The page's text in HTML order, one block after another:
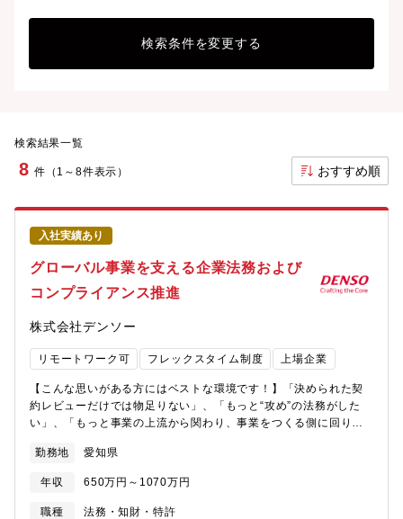
検索条件を変更する
検索結果一覧
8 件（1～8件表示） おすすめ順
入社実績あり
グローバル事業を支える企業法務および
コンプライアンス推進
株式会社デンソー
リモートワーク可 フレックスタイム制度 上場企業
【こんな思いがある方にはベストな環境です！】「決められた契
約レビューだけでは物足りない」、「もっと“攻め”の法務がした
い」、「もっと事業の上流から関わり、事業をつくる側に回りた
今、100年に一度の大変革のまっただなか（電動化・自動運転・半
導体・ソフトウェア）。これまで法が想定してこなかった領域が
次々に生まれ、既存の枠組みでは判断できない“回答のない問い”
に向き合う機会が急増しています。デンソーの法務は、こうした
勤務地 愛知県
年収 650万円～1070万円
職種
法務・知財・特許